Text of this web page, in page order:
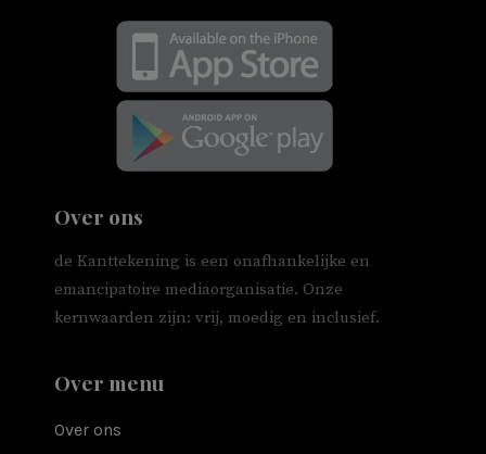
Over ons
de Kanttekening is een onafhankelijke en
emancipatoire mediaorganisatie. Onze
kernwaarden zijn: vrij, moedig en inclusief.
Over menu
Over ons